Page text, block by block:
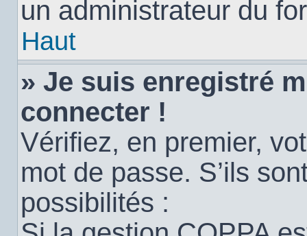
un administrateur du
Haut
» Je suis enregistré
connecter !
Vérifiez, en premier,
mot de passe. S’ils
possibilités :